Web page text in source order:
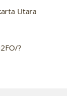
Utara
?